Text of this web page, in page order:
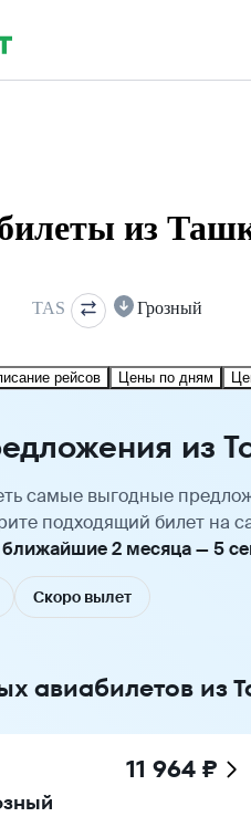
из
TAS Грозный
рейсов Цены по дням
из
самые выгодные
подходящий билет на
2 месяца — 5
Скоро вылет
авиабилетов из
11 964 ₽